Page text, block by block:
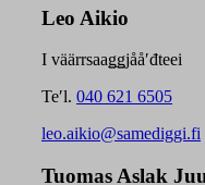
Leo Aikio
I väärrsaaǥǥjååʹđteei
Teʹl. 040 621 6505
leo.aikio@samediggi.fi
Tuomas Aslak